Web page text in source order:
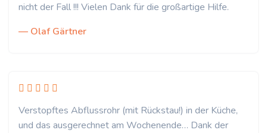
nicht der Fall !!! Vielen Dank für die großartige Hilfe.
— Olaf Gärtner
Verstopftes Abflussrohr (mit Rückstau!) in der Küche,
und das ausgerechnet am Wochenende… Dank der